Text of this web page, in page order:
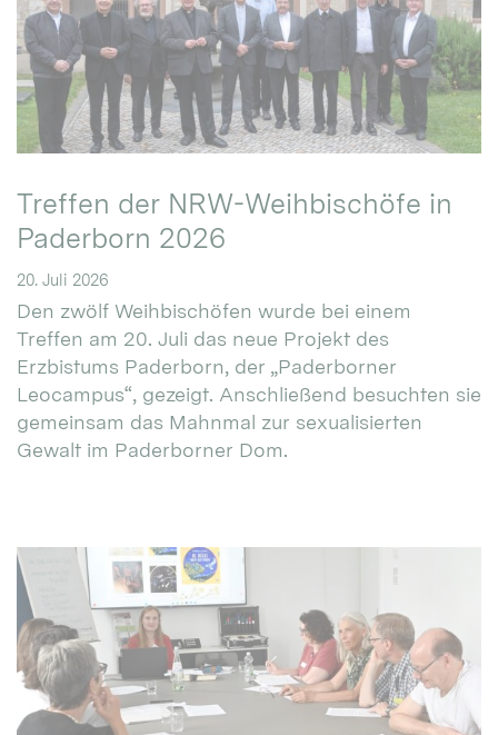
Treffen der NRW-Weihbischöfe in
Paderborn 2026
20. Juli 2026
Den zwölf Weihbischöfen wurde bei einem
Treffen am 20. Juli das neue Projekt des
Erzbistums Paderborn, der „Paderborner
Leocampus“, gezeigt. Anschließend besuchten sie
gemeinsam das Mahnmal zur sexualisierten
Gewalt im Paderborner Dom.